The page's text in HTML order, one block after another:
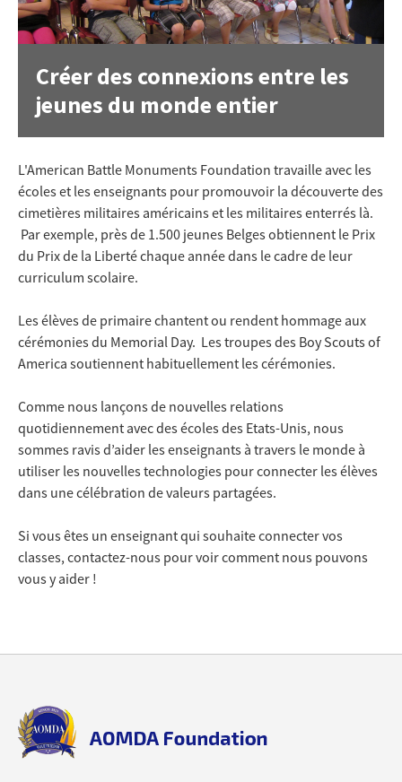
Créer des connexions entre les
jeunes du monde entier
L'American Battle Monuments Foundation travaille avec les
écoles et les enseignants pour promouvoir la découverte des
cimetières militaires américains et les militaires enterrés là.
Par exemple, près de 1.500 jeunes Belges obtiennent le Prix
du Prix de la Liberté chaque année dans le cadre de leur
curriculum scolaire.
Les élèves de primaire chantent ou rendent hommage aux
cérémonies du Memorial Day. Les troupes des Boy Scouts of
America soutiennent habituellement les cérémonies.
Comme nous lançons de nouvelles relations
quotidiennement avec des écoles des Etats-Unis, nous
sommes ravis d’aider les enseignants à travers le monde à
utiliser les nouvelles technologies pour connecter les élèves
dans une célébration de valeurs partagées.
Si vous êtes un enseignant qui souhaite connecter vos
classes, contactez-nous pour voir comment nous pouvons
vous y aider !
top
aomda_logo.png